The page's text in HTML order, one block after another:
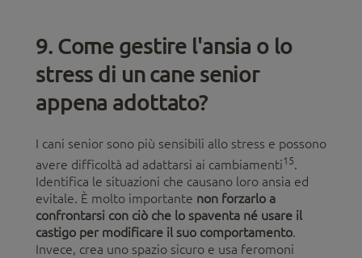
9. Come gestire l'ansia o lo
stress di un cane senior
appena adottato?
I cani senior sono più sensibili allo stress e possono
avere difficoltà ad adattarsi ai cambiamenti15.
Identifica le situazioni che causano loro ansia ed
evitale. È molto importante non forzarlo a
confrontarsi con ciò che lo spaventa né usare il
castigo per modificare il suo comportamento.
Invece, crea uno spazio sicuro e usa feromoni